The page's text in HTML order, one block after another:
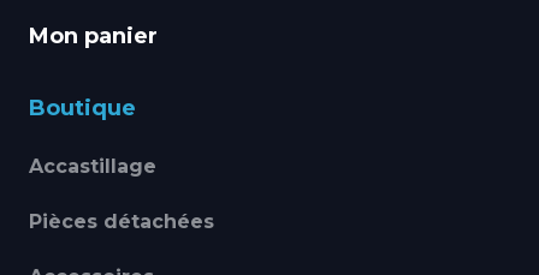
Mon panier
Boutique
Accastillage
Pièces détachées